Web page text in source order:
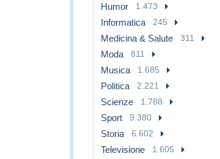
Humor 1.473
Informatica 245
Medicina & Salute 311
Moda 811
Musica 1.685
Politica 2.221
Scienze 1.788
Sport 9.380
Storia 6.602
Televisione 1.605